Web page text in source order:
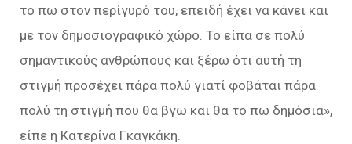
το πω στον περίγυρό του, επειδή έχει να κάνει και
με τον δημοσιογραφικό χώρο. Το είπα σε πολύ
σημαντικούς ανθρώπους και ξέρω ότι αυτή τη
στιγμή προσέχει πάρα πολύ γιατί φοβάται πάρα
πολύ τη στιγμή που θα βγω και θα το πω δημόσια»,
είπε η Κατερίνα Γκαγκάκη.